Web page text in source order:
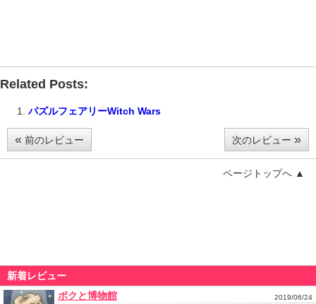
Related Posts:
パズルフェアリーWitch Wars
« 前のレビュー 次のレビュー »
ページトップへ ▲
新着レビュー
ボクと博物館
2019/06/24